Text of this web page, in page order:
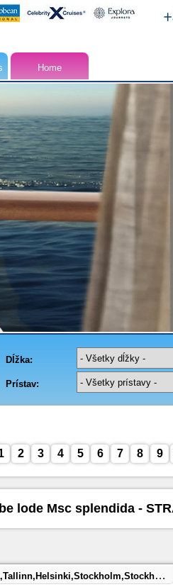
Home
9
8
7
6
5
4
3
2
lode Msc splendida -